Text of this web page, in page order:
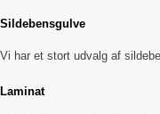
Sildebensgulve
Vi har et stort udvalg af
Laminat